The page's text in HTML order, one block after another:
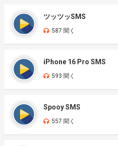
ツッツッSMS
587 聞く
iPhone 16 Pro SMS
593 聞く
Spooy SMS
557 聞く